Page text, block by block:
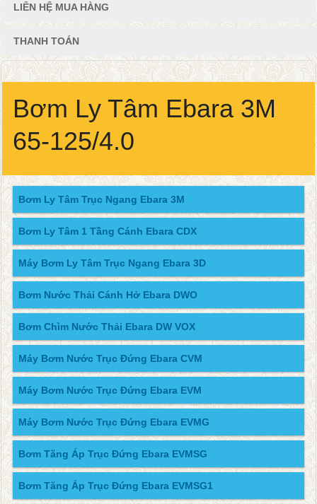
LIÊN HỆ MUA HÀNG
THANH TOÁN
Bơm Ly Tâm Ebara 3M
65-125/4.0
Bơm Ly Tâm Trục Ngang Ebara 3M
Bơm Ly Tâm 1 Tầng Cánh Ebara CDX
Máy Bơm Ly Tâm Trục Ngang Ebara 3D
Bơm Nước Thải Cánh Hở Ebara DWO
Bơm Chìm Nước Thải Ebara DW VOX
Máy Bơm Nước Trục Đứng Ebara CVM
Máy Bơm Nước Trục Đứng Ebara EVM
Máy Bơm Nước Trục Đứng Ebara EVMG
Bơm Tăng Áp Trục Đứng Ebara EVMSG
Bơm Tăng Áp Trục Đứng Ebara EVMSG1